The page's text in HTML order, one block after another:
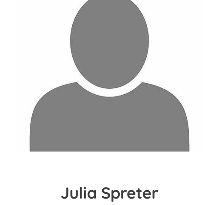
Julia Spreter